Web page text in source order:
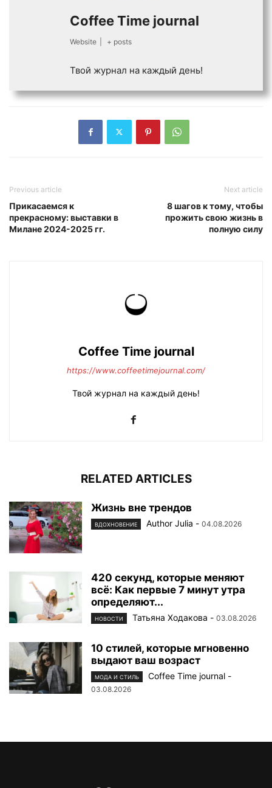
Coffee Time journal
Website + posts
Твой журнал на каждый день!
Previous article
Прикасаемся к
прекрасному: выставки в
Милане 2024-2025 гг.
Next article
8 шагов к тому, чтобы
прожить свою жизнь в
полную силу
Coffee Time journal
https://www.coffeetimejournal.com/
Твой журнал на каждый день!
RELATED ARTICLES
Жизнь вне трендов
ВДОХНОВЕНИЕ Author Julia - 04.08.2026
420 секунд, которые меняют
всё: Как первые 7 минут утра
определяют...
НОВОСТИ Татьяна Ходакова - 03.08.2026
10 стилей, которые мгновенно
выдают ваш возраст
МОДА И СТИЛЬ Coffee Time journal -
03.08.2026